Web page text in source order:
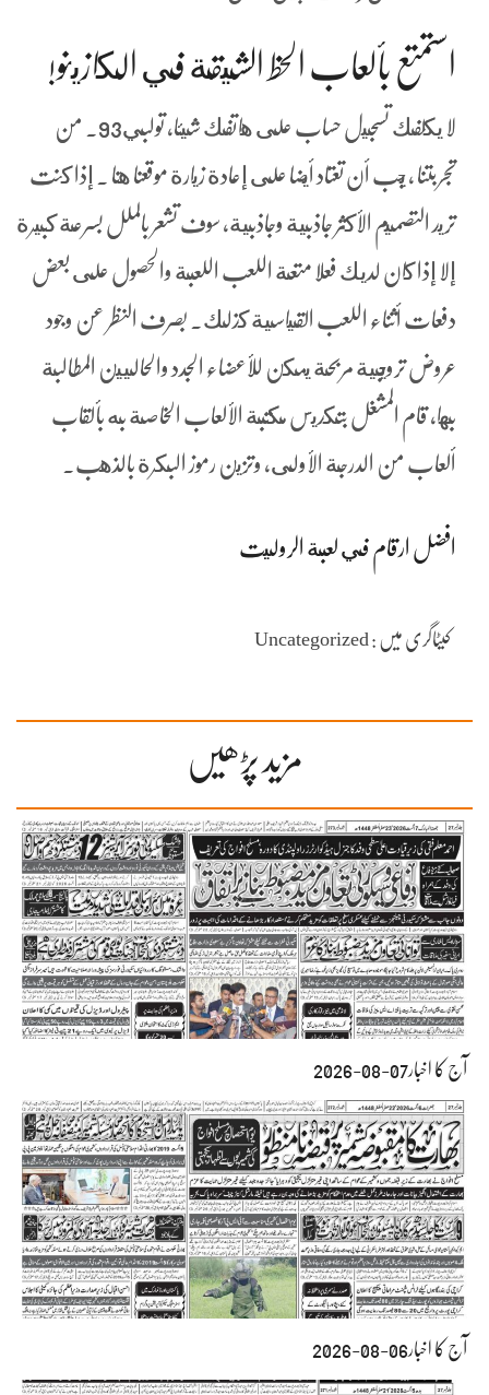
استمتع بألعاب الحظ الشيقة في الكازينو!
لا يكلفك تسجيل حساب على هاتفك شيئا، تولبي93. من
تجربتنا ، يجب أن تعتاد أيضا على إعادة زيارة موقعنا هنا . إذا كنت
تريد التصميم الأكثر جاذبية وجاذبية، سوف تشعر بالملل بسرعة كبيرة
إلا إذا كان لديك فعلا متعة اللعب اللعبة والحصول على بعض
دفعات أثناء اللعب القياسية كذلك. بصرف النظر عن وجود
عروض ترويجية مربحة يمكن للأعضاء الجدد والحاليين المطالبة
بها, قام المشغل بتكديس مكتبة الألعاب الخاصة به بألقاب
ألعاب من الدرجة الأولى، وتزين رموز البكرة بالذهب.
افضل ارقام في لعبة الروليت
کیٹاگری میں : Uncategorized
مزید پڑھیں
آج کا اخبار07-08-2026
آج کا اخبار06-08-2026